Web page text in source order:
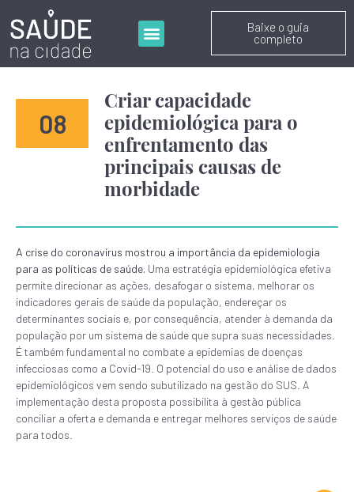
Baixe o guia
completo
08
Criar capacidade
epidemiológica para o
enfrentamento das
principais causas de
morbidade
A crise do coronavírus mostrou a importância da epidemiologia
para as políticas de saúde. Uma estratégia epidemiológica efetiva
permite direcionar as ações, desafogar o sistema, melhorar os
indicadores gerais de saúde da população, endereçar os
determinantes sociais e, por consequência, atender à demanda da
população por um sistema de saúde que supra suas necessidades.
É também fundamental no combate a epidemias de doenças
infecciosas como a Covid-19. O potencial do uso e análise de dados
epidemiológicos vem sendo subutilizado na gestão do SUS. A
implementação desta proposta possibilita à gestão pública
conciliar a oferta e demanda e entregar melhores serviços de saúde
para todos.